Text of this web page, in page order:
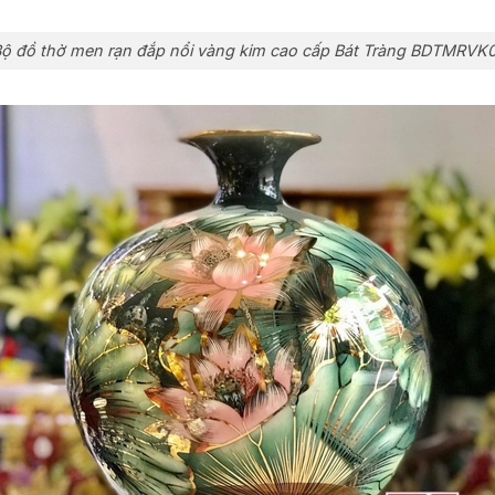
đồ thờ men rạn đắp nổi vàng kim cao cấp Bát Tràng